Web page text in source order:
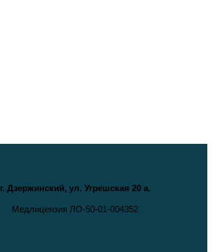
г. Дзержинский, ул. Угрешская 20 а.
Медлицензия ЛО-50-01-004352